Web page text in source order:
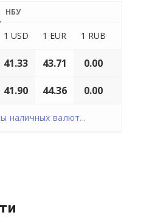
НБУ
1 USD 1 EUR 1 RUB
41.33 43.71 0.00
41.90 44.36 0.00
наличных валют...